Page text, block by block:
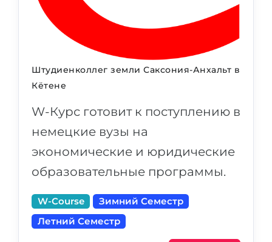
Штудиенколлег земли Саксония-Анхальт в
Кётене
W-Курс готовит к поступлению в
немецкие вузы на
экономические и юридические
образовательные программы.
W-Course
Зимний Семестр
Летний Семестр